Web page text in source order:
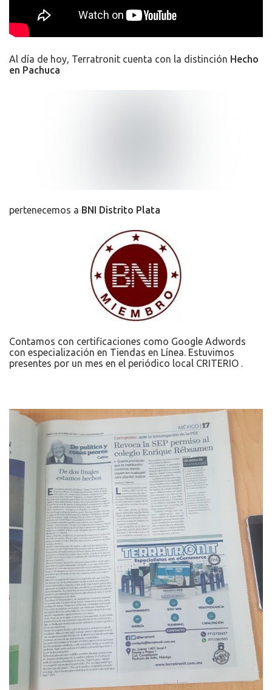
Al día de hoy, Terratronit cuenta con la distinción Hecho
en Pachuca
pertenecemos a BNI Distrito Plata
Contamos con certificaciones como Google Adwords
con especialización en Tiendas en Línea. Estuvimos
presentes por un mes en el periódico local CRITERIO .